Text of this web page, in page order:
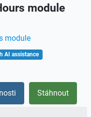
module
module
AI assistance
Stáhnout